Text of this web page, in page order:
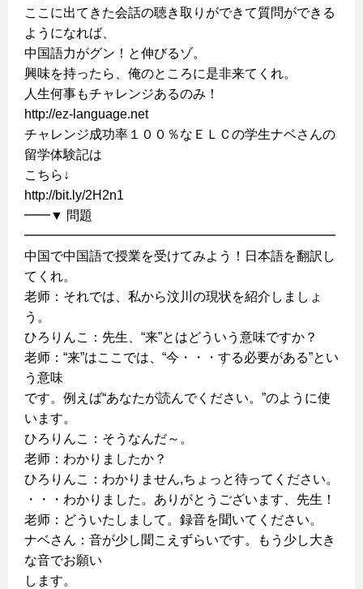
ここに出てきた会話の聴き取りができて質問ができる
ようになれば、
中国語力がグン！と伸びるゾ。
興味を持ったら、俺のところに是非来てくれ。
人生何事もチャレンジあるのみ！
http://ez-language.net
チャレンジ成功率１００％なＥＬＣの学生ナベさんの
留学体験記は
こちら↓
http://bit.ly/2H2n1
━━▼ 問題
━━━━━━━━━━━━━━━━━━━━━━━━
中国で中国語で授業を受けてみよう！日本語を翻訳し
てくれ。
老师：それでは、私から汶川の現状を紹介しましょ
う。
ひろりんこ：先生、“来”とはどういう意味ですか？
老师：“来”はここでは、“今・・・する必要がある”とい
う意味
です。例えば“あなたが読んでください。”のように使
います。
ひろりんこ：そうなんだ～。
老师：わかりましたか？
ひろりんこ：わかりません,ちょっと待ってください。
・・・わかりました。ありがとうございます、先生！
老师：どういたしまして。録音を聞いてください。
ナベさん：音が少し聞こえずらいです。もう少し大き
な音でお願い
します。